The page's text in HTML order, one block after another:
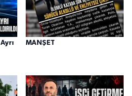
MANŞET